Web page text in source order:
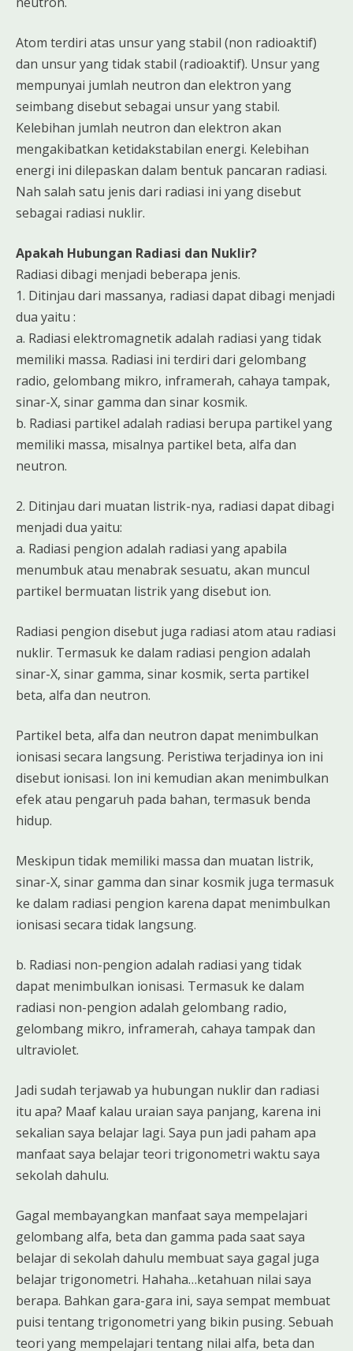
Atom terdiri atas unsur yang stabil (non radioaktif)
dan unsur yang tidak stabil (radioaktif). Unsur yang
mempunyai jumlah neutron dan elektron yang
seimbang disebut sebagai unsur yang stabil.
Kelebihan jumlah neutron dan elektron akan
mengakibatkan ketidakstabilan energi. Kelebihan
energi ini dilepaskan dalam bentuk pancaran radiasi.
Nah salah satu jenis dari radiasi ini yang disebut
sebagai radiasi nuklir.
Apakah Hubungan Radiasi dan Nuklir?
Radiasi dibagi menjadi beberapa jenis.
1. Ditinjau dari massanya, radiasi dapat dibagi menjadi
dua yaitu :
a. Radiasi elektromagnetik adalah radiasi yang tidak
memiliki massa. Radiasi ini terdiri dari gelombang
radio, gelombang mikro, inframerah, cahaya tampak,
sinar-X, sinar gamma dan sinar kosmik.
b. Radiasi partikel adalah radiasi berupa partikel yang
memiliki massa, misalnya partikel beta, alfa dan
neutron.
2. Ditinjau dari muatan listrik-nya, radiasi dapat dibagi
menjadi dua yaitu:
a. Radiasi pengion adalah radiasi yang apabila
menumbuk atau menabrak sesuatu, akan muncul
partikel bermuatan listrik yang disebut ion.
Radiasi pengion disebut juga radiasi atom atau radiasi
nuklir. Termasuk ke dalam radiasi pengion adalah
sinar-X, sinar gamma, sinar kosmik, serta partikel
beta, alfa dan neutron.
Partikel beta, alfa dan neutron dapat menimbulkan
ionisasi secara langsung. Peristiwa terjadinya ion ini
disebut ionisasi. Ion ini kemudian akan menimbulkan
efek atau pengaruh pada bahan, termasuk benda
hidup.
Meskipun tidak memiliki massa dan muatan listrik,
sinar-X, sinar gamma dan sinar kosmik juga termasuk
ke dalam radiasi pengion karena dapat menimbulkan
ionisasi secara tidak langsung.
b. Radiasi non-pengion adalah radiasi yang tidak
dapat menimbulkan ionisasi. Termasuk ke dalam
radiasi non-pengion adalah gelombang radio,
gelombang mikro, inframerah, cahaya tampak dan
ultraviolet.
Jadi sudah terjawab ya hubungan nuklir dan radiasi
itu apa? Maaf kalau uraian saya panjang, karena ini
sekalian saya belajar lagi. Saya pun jadi paham apa
manfaat saya belajar teori trigonometri waktu saya
sekolah dahulu.
Gagal membayangkan manfaat saya mempelajari
gelombang alfa, beta dan gamma pada saat saya
belajar di sekolah dahulu membuat saya gagal juga
belajar trigonometri. Hahaha…ketahuan nilai saya
berapa. Bahkan gara-gara ini, saya sempat membuat
puisi tentang trigonometri yang bikin pusing. Sebuah
teori yang mempelajari tentang nilai alfa, beta dan